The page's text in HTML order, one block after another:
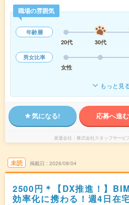
職場の雰囲気
年齢層
20代
30代
男女比率
女性
もっと見
気になる! 応募へ進む
派遣会社 株式会社スタッフサービ
未読 掲載日 2026/08/04
2500円＊【DX推進！】
効率化に携わる！週4日在